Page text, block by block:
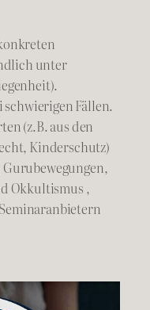
unter
Fällen.
(z.B. aus den
Kinderschutz)
Okkultismus ,